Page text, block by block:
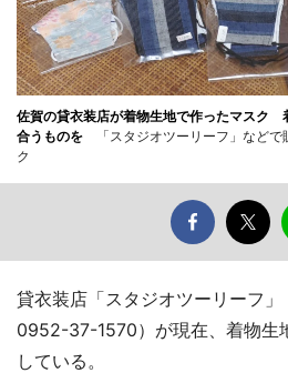
佐賀の貸衣装店が着物生地で作ったマスク
合うものを 「スタジオツーリーフ」などで
ク
貸衣装店「スタジオツーリーフ
0952-37-1570）が現在、着物生
している。